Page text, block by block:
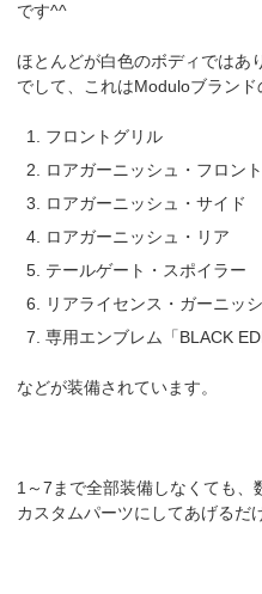
です^^
ほとんどが白色のボディではあ
でして、これはModuloブランド
フロントグリル
ロアガーニッシュ・フロント
ロアガーニッシュ・サイド
ロアガーニッシュ・リア
テールゲート・スポイラー
リアライセンス・ガーニッ
専用エンブレム「BLACK
などが装備されています。
1～7まで全部装備しなくても
カスタムパーツにしてあげるだ